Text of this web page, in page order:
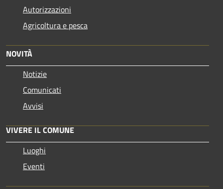
Autorizzazioni
Agricoltura e pesca
NOVITÀ
Notizie
Comunicati
Avvisi
VIVERE IL COMUNE
Luoghi
Eventi